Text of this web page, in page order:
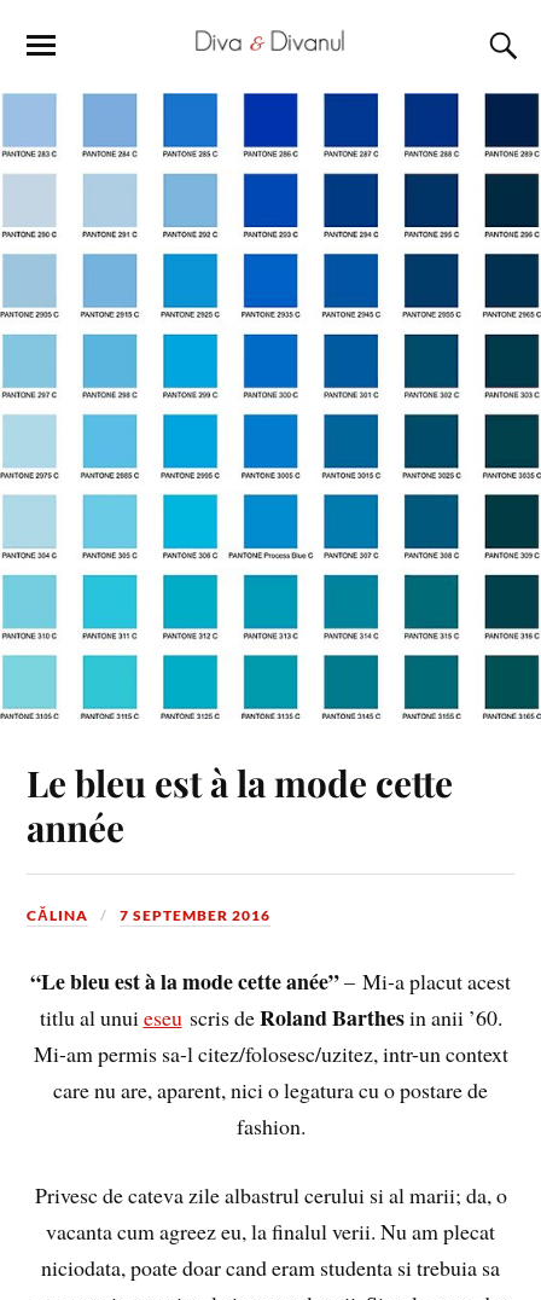
Le bleu est à la mode cette
année
CĂLINA 7 SEPTEMBER 2016
“Le bleu est à la mode cette anée”– Mi-a placut acest
titlu al unuieseuscris deRoland Barthesin anii ’60.
Mi-am permis sa-l citez/folosesc/uzitez, intr-un context
care nu are, aparent, nici o legatura cu o postare de
fashion.
Privesc de cateva zile albastrul cerului si al marii; da, o
vacanta cum agreez eu, la finalul verii. Nu am plecat
niciodata, poate doar cand eram studenta si trebuia sa